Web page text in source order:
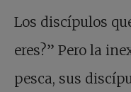
Los discípulos
eres?” Pero la
pesca, sus